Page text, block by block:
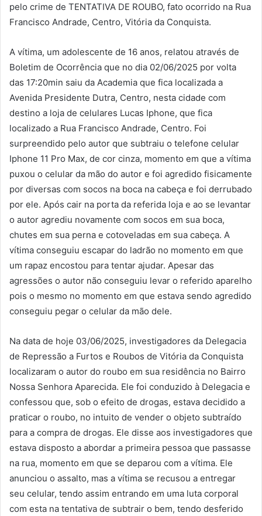
pelo crime de TENTATIVA DE ROUBO, fato ocorrido na Rua
Francisco Andrade, Centro, Vitória da Conquista.
A vítima, um adolescente de 16 anos, relatou através de
Boletim de Ocorrência que no dia 02/06/2025 por volta
das 17:20min saiu da Academia que fica localizada a
Avenida Presidente Dutra, Centro, nesta cidade com
destino a loja de celulares Lucas Iphone, que fica
localizado a Rua Francisco Andrade, Centro. Foi
surpreendido pelo autor que subtraiu o telefone celular
Iphone 11 Pro Max, de cor cinza, momento em que a vítima
puxou o celular da mão do autor e foi agredido fisicamente
por diversas com socos na boca na cabeça e foi derrubado
por ele. Após cair na porta da referida loja e ao se levantar
o autor agrediu novamente com socos em sua boca,
chutes em sua perna e cotoveladas em sua cabeça. A
vítima conseguiu escapar do ladrão no momento em que
um rapaz encostou para tentar ajudar. Apesar das
agressões o autor não conseguiu levar o referido aparelho
pois o mesmo no momento em que estava sendo agredido
conseguiu pegar o celular da mão dele.
Na data de hoje 03/06/2025, investigadores da Delegacia
de Repressão a Furtos e Roubos de Vitória da Conquista
localizaram o autor do roubo em sua residência no Bairro
Nossa Senhora Aparecida. Ele foi conduzido à Delegacia e
confessou que, sob o efeito de drogas, estava decidido a
praticar o roubo, no intuito de vender o objeto subtraído
para a compra de drogas. Ele disse aos investigadores que
estava disposto a abordar a primeira pessoa que passasse
na rua, momento em que se deparou com a vítima. Ele
anunciou o assalto, mas a vítima se recusou a entregar
seu celular, tendo assim entrando em uma luta corporal
com esta na tentativa de subtrair o bem, tendo desferido